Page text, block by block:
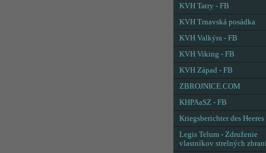
KVH Tatry - FB
KVH Trnavská posádka
KVH Valkýra - FB
KVH Viking - FB
KVH Západ - FB
ZBROJNICE.COM
KHPAaSZ - FB
Kriegsberichter des Heeres
Legis Telum - Združenie
vlastníkov strelných